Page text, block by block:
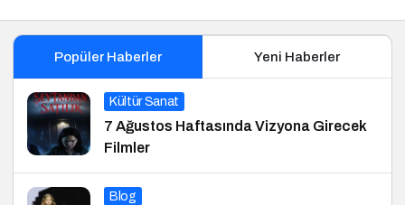
Popüler Haberler Yeni Haberler
Kültür Sanat
7 Ağustos Haftasında Vizyona Girecek
Filmler
Blog